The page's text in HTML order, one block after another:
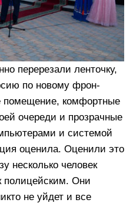
перерезали ленточку,
по новому фрон-
помещение, комфортные
очереди и прозрачные
и системой
оценила. Оценили это
несколько человек
полицейским. Они
не уйдет и все